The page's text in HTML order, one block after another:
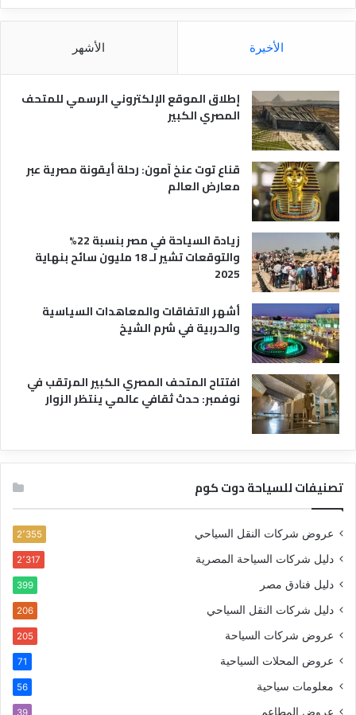
ن
ق
ل
س
ح
ي
ا
ر
الأخيرة الأشهر
إطلاق الموقع الإلكتروني الرسمي للمتحف
المصري الكبير
قناع توت عنخ آمون: رحلة أيقونة مصرية عبر
معارض العالم
زيادة السياحة في مصر بنسبة 22%
والتوقعات تشير لـ 18 مليون سائح بنهاية
2025
أشهر الاتفاقات والمعاهدات السياسية
والحربية في شرم الشيخ
افتتاح المتحف المصري الكبير المرتقب في
نوفمبر: حدث ثقافي عالمي ينتظر الزوار
تصنيفات للسياحة دوت كوم
عروض شركات النقل السياحي 2٬355
دليل شركات السياحة المصرية 2٬317
دليل فنادق مصر 399
دليل شركات النقل السياحي 206
عروض شركات السياحة 205
عروض المحلات السياحية 71
معلومات سياحية 56
عروض المطاعم